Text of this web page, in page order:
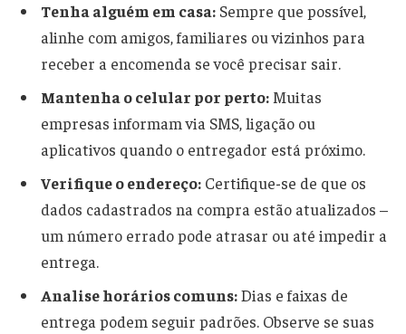
Tenha alguém em casa: Sempre que possível,
alinhe com amigos, familiares ou vizinhos para
receber a encomenda se você precisar sair.
Mantenha o celular por perto: Muitas
empresas informam via SMS, ligação ou
aplicativos quando o entregador está próximo.
Verifique o endereço: Certifique-se de que os
dados cadastrados na compra estão atualizados –
um número errado pode atrasar ou até impedir a
entrega.
Analise horários comuns:Dias e faixas de
entrega podem seguir padrões. Observe se suas